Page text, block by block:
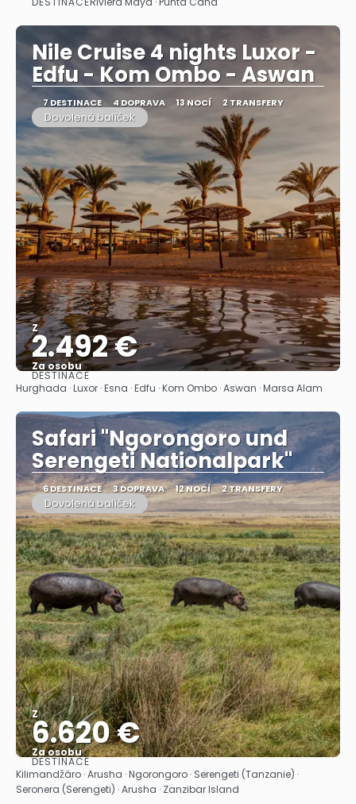
Zobrazit
Nile Cruise 4 nights Luxor -
Edfu - Kom Ombo - Aswan
7 DESTINACE 4 DOPRAVA 13 NOCÍ 2 TRANSFERY
Dovolená balíček
Z
2.492 €
Za osobu
Zobrazit
DESTINACE
Hurghada · Luxor · Esna · Edfu · Kom Ombo · Aswan · Marsa Alam
Safari "Ngorongoro und
Serengeti Nationalpark"
6 DESTINACE 3 DOPRAVA 12 NOCÍ 2 TRANSFERY
Dovolená balíček
Z
6.620 €
Za osobu
Zobrazit
DESTINACE
Kilimandžáro · Arusha · Ngorongoro · Serengeti (Tanzanie) ·
Seronera (Serengeti) · Arusha · Zanzibar Island